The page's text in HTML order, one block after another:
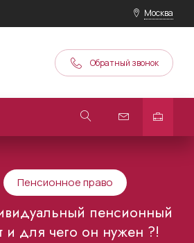
Москва
Обратный звонок
Пенсионное право
пенсионный
и для чего он нужен ?!